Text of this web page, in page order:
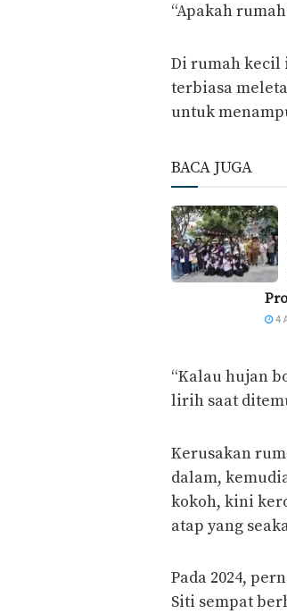
“Apakah
Di rumah kecil
terbiasa
untuk
BACA JUGA
4
“Kalau hujan
lirih saat
Kerusakan
dalam,
kokoh, kini
atap yang
Pada 2024,
Siti sempat